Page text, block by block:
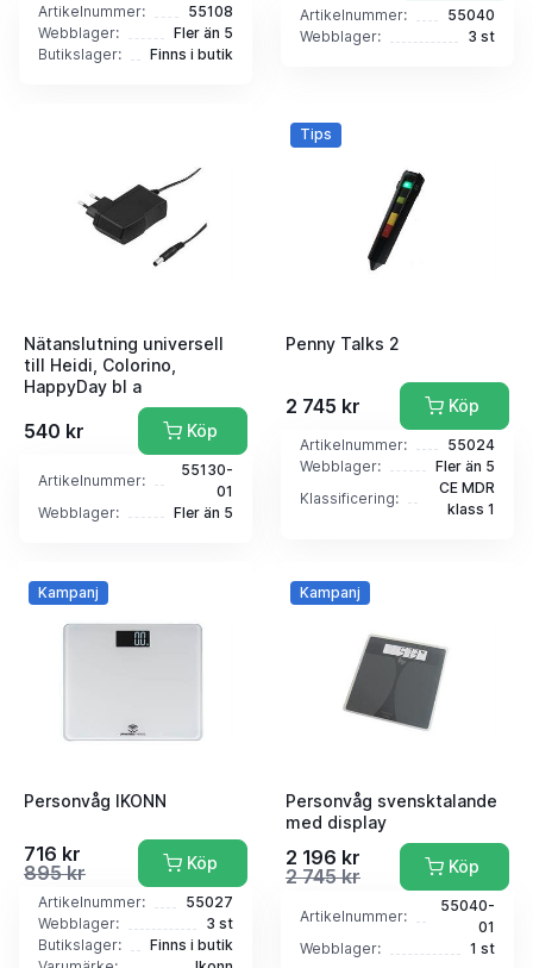
Artikelnummer:
55108
Webblager:
Fler än 5
Butikslager:
Finns i butik
Artikelnummer:
55040
Webblager:
3 st
Nätanslutning universell
till Heidi, Colorino,
HappyDay bl a
540 kr Köp
Artikelnummer:
55130-
01
Webblager:
Fler än 5
Tips
Penny Talks 2
2 745 kr Köp
Artikelnummer:
55024
Webblager:
Fler än 5
Klassificering:
CE MDR
klass 1
Kampanj
Personvåg IKONN
716 kr
895 kr
Köp
Artikelnummer:
55027
Webblager:
3 st
Butikslager:
Finns i butik
Kampanj
Personvåg svensktalande
med display
2 196 kr
2 745 kr
Köp
Artikelnummer:
55040-
01
Webblager:
1 st